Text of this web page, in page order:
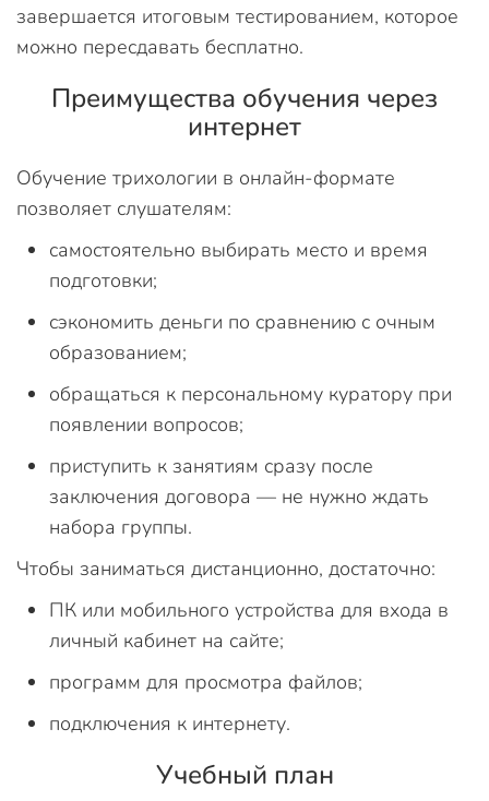
завершается итоговым тестированием, которое
можно пересдавать бесплатно.
Преимущества обучения через
интернет
Обучение трихологии в онлайн-формате
позволяет слушателям:
самостоятельно выбирать место и время
подготовки;
сэкономить деньги по сравнению с очным
образованием;
обращаться к персональному куратору при
появлении вопросов;
приступить к занятиям сразу после
заключения договора — не нужно ждать
набора группы.
Чтобы заниматься дистанционно, достаточно:
ПК или мобильного устройства для входа в
личный кабинет на сайте;
программ для просмотра файлов;
подключения к интернету.
Учебный план